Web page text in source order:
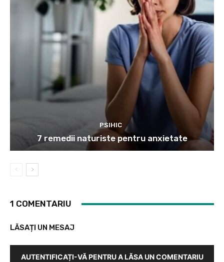
PSIHIC
7 remedii naturiste pentru anxietate
1 COMENTARIU
LĂSAȚI UN MESAJ
AUTENTIFICAȚI-VĂ PENTRU A LĂSA UN COMENTARIU